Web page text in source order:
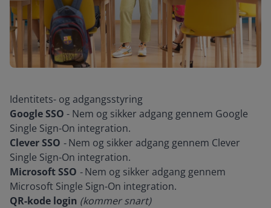
Identitets- og adgangsstyring
Google SSO - Nem og sikker adgang gennem Google
Single Sign-On integration.
Clever SSO -Nem og sikker adgang gennem Clever
Single Sign-On integration.
Microsoft SSO -Nem og sikker adgang gennem
Microsoft Single Sign-On integration.
QR-kode login (kommer snart)